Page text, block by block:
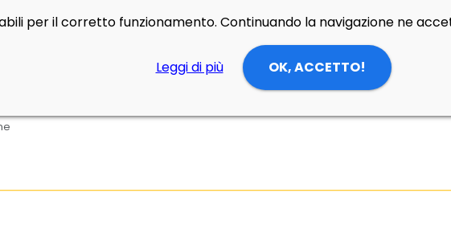
per il corretto funzionamento. Continuando la navigazione ne
Leggi di più OK, ACCETTO!